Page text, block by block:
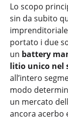
Lo scopo
sin da subito
portato i due
un battery
litio unico nel
all’intero
modo
un mercato
ancora acerbo